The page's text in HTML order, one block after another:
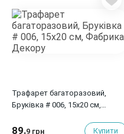
Трафарет багаторазовий,
Бруківка # 006, 15x20 см,
89.9 грн Купити